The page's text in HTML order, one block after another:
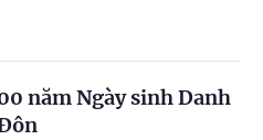
năm Ngày sinh Danh